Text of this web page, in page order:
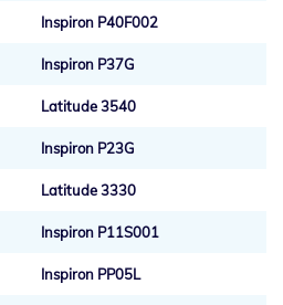
Inspiron P40F002
Inspiron P37G
Latitude 3540
Inspiron P23G
Latitude 3330
Inspiron P11S001
Inspiron PP05L